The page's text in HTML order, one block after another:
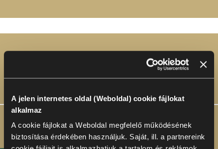
A jelen internetes oldal (Weboldal) cookie fájlokat
alkalmaz
A cookie fájlokat a Weboldal megfelelő működésének
biztosítása érdekében használjuk. Saját, ill. a partnereink